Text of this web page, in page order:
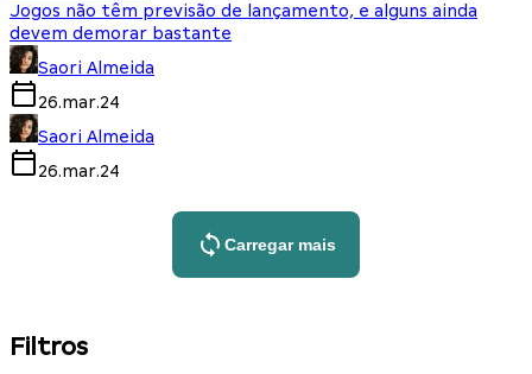
Jogos não têm previsão de lançamento, e alguns ainda
devem demorar bastante
Saori Almeida
26.mar.24
Saori Almeida
26.mar.24
Carregar mais
Filtros